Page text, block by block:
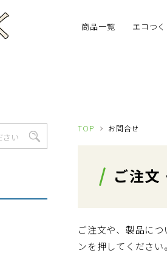
商品一覧 エコつ
TOP お問合せ
ご注文
ご注文や、製品に
ンを押してください。